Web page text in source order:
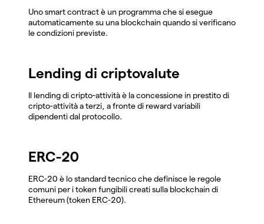
Uno smart contract è un programma che si esegue
automaticamente su una blockchain quando si verificano
le condizioni previste.
Lending di criptovalute
Il lending di cripto-attività è la concessione in prestito di
cripto-attività a terzi, a fronte di reward variabili
dipendenti dal protocollo.
ERC-20
ERC-20 è lo standard tecnico che definisce le regole
comuni per i token fungibili creati sulla blockchain di
Ethereum (token ERC-20).